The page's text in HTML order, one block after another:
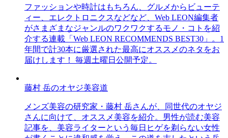
ファッションや時計はもちろん、グルメからビューテ
ィー、エレクトロニクスなどなど、Web LEON編集者
がさまざまなジャンルのワクワクするモノ・コトを紹
介する連載「Web LEON RECOMMENDS BEST30」。1
年間で計30本に厳選された最高にオススメのネタをお
届けします！ 毎週土曜日公開予定。
藤村 岳のオヤジ美容道
メンズ美容の研究家・藤村 岳さんが、同世代のオヤジ
さんに向けて、オススメ美容を紹介。男性が読む美容
記事を、美容ライターという毎日ヒゲを剃らない女性